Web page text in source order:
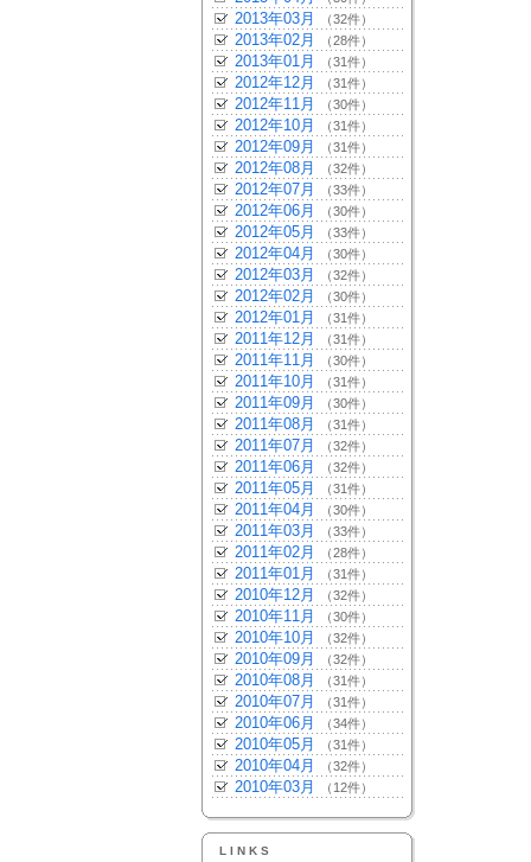
2013年03月 （32件）
2013年02月 （28件）
2013年01月 （31件）
2012年12月 （31件）
2012年11月 （30件）
2012年10月 （31件）
2012年09月 （31件）
2012年08月 （32件）
2012年07月 （33件）
2012年06月 （30件）
2012年05月 （33件）
2012年04月 （30件）
2012年03月 （32件）
2012年02月 （30件）
2012年01月 （31件）
2011年12月 （31件）
2011年11月 （30件）
2011年10月 （31件）
2011年09月 （30件）
2011年08月 （31件）
2011年07月 （32件）
2011年06月 （32件）
2011年05月 （31件）
2011年04月 （30件）
2011年03月 （33件）
2011年02月 （28件）
2011年01月 （31件）
2010年12月 （32件）
2010年11月 （30件）
2010年10月 （32件）
2010年09月 （32件）
2010年08月 （31件）
2010年07月 （31件）
2010年06月 （34件）
2010年05月 （31件）
2010年04月 （32件）
2010年03月 （12件）
LINKS